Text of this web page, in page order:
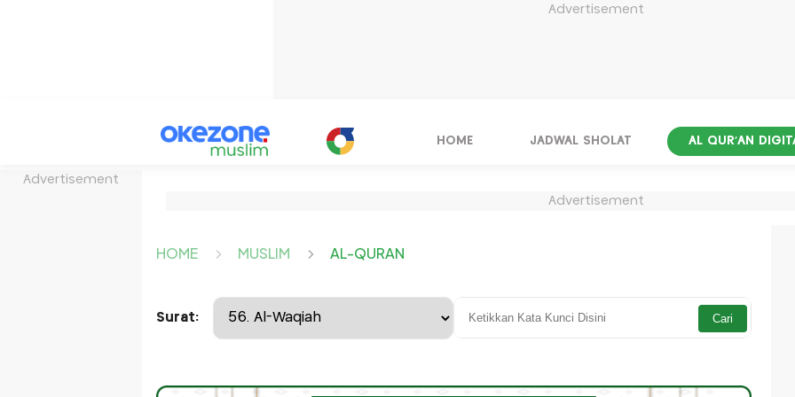
Advertisement
Advertisement
HOME JADWAL SHOLAT AL QUR'AN
Advertisement
HOME MUSLIM AL-QURAN
Surat: